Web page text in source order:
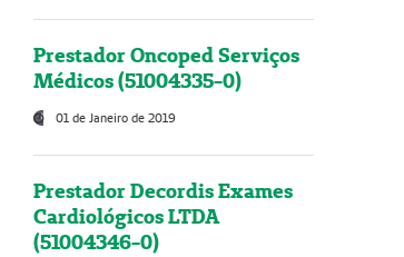
Prestador Oncoped Serviços
Médicos (51004335-0)
01 de Janeiro de 2019
Prestador Decordis Exames
Cardiológicos LTDA
(51004346-0)